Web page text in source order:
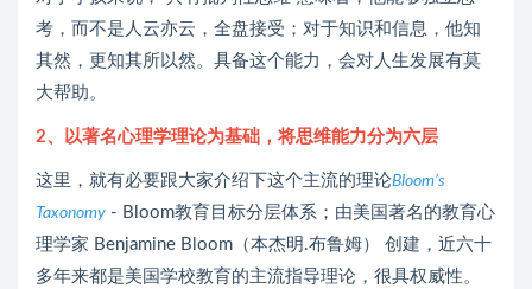
考，而不是人云亦云，全盘接受；对于知识和信息，他知
其然，更知其所以然。具备这个能力，会对人生发展有莫
大帮助。
2、以著名心理学理论为基础，将思维能力分为六层
这里，就有必要跟大家介绍下这个主流的理论Bloom’s
Taxonomy - Bloom教育目标分层体系；由美国著名的教育心
理学家 Benjamine Bloom（本杰明.布鲁姆） 创建，近六十
多年来都是美国学校教育的主流指导理论，很具权威性。